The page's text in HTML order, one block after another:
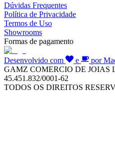
Dúvidas Frequentes
Política de Privacidade
Termos de Uso
Showrooms
Formas de pagamento
Desenvolvido com e
por
GAMZ COMERCIO DE JOIAS
45.451.832/0001-62
TODOS OS DIREITOS